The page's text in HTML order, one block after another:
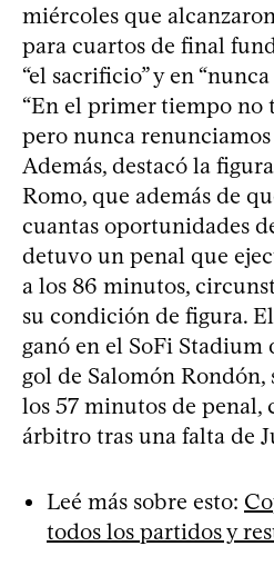
miércoles que
para cuartos de final
“el sacrificio” y en
“En el primer tiempo no
pero nunca renunciamos
Además, destacó la
Romo, que además de
cuantas oportunidades
detuvo un penal que
a los 86 minutos,
su condición de figura.
ganó en el SoFi Stadium
gol de Salomón
los 57 minutos de penal,
árbitro tras una falta de
Leé más sobre esto:
todos los partidos y